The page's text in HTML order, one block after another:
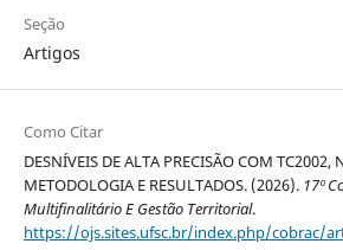
Seção
Artigos
Como Citar
DESNÍVEIS DE ALTA PRECISÃO COM TC2002,
METODOLOGIA E RESULTADOS. (2026). 17º
Multifinalitário E Gestão Territorial.
https://ojs.sites.ufsc.br/index.php/cobrac/